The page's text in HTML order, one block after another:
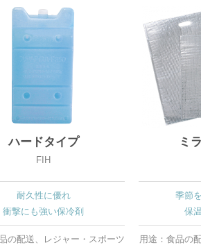
ハードタイプ
FIH
耐久性に優れ
衝撃にも強い保冷剤
の配送、レジャー・スポーツ
ミ
季節
保
用途：食品の